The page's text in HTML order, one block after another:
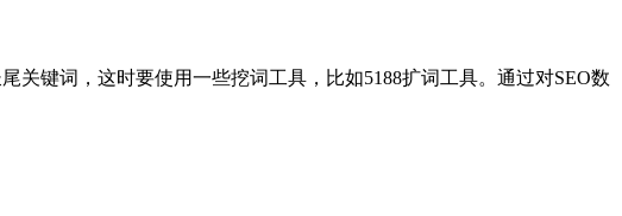
关键词，这时要使用一些挖词工具，比如5188扩词工具。通过对SEO数